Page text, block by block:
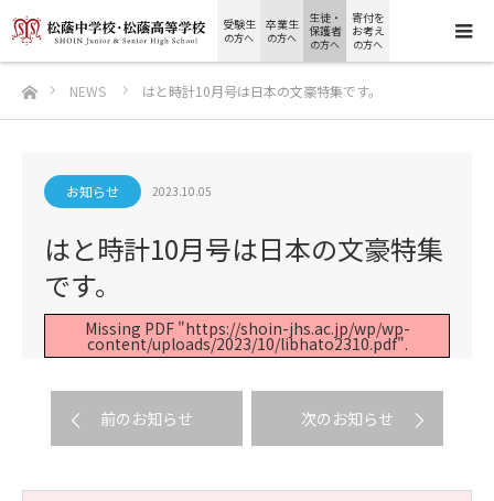
受験生
の方へ
卒業生
の方へ
生徒・
保護者
の方へ
寄付を
お考え
の方へ
ホームNEWS はと時計10月号は日本の文豪特集です。
お知らせ 2023.10.05
はと時計10月号は日本の文豪特集
です。
Missing PDF "https://shoin-jhs.ac.jp/wp/wp-
content/uploads/2023/10/libhato2310.pdf".
前のお知らせ 次のお知らせ